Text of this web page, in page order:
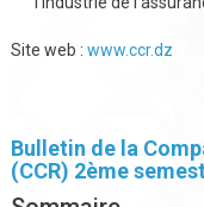
Site web : www.ccr.dz
Bulletin de la
(CCR) 2ème